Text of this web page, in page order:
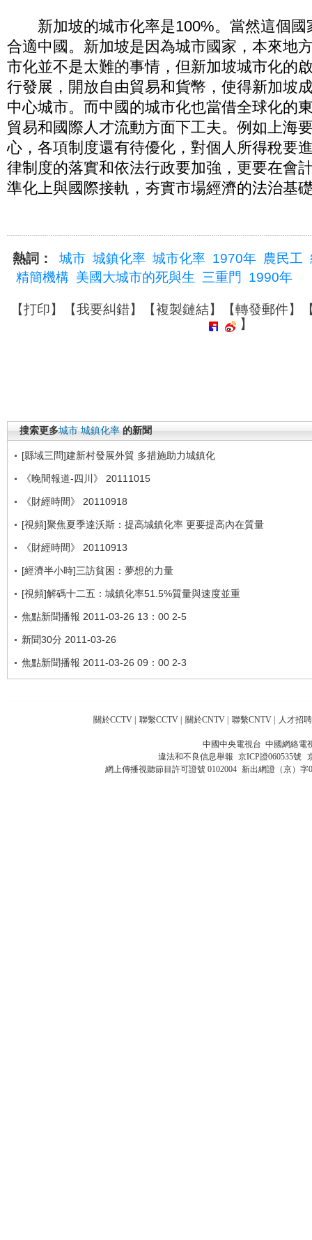
新加坡的城市化率是100%。當然這個國
合適中國。新加坡是因為城市國家，本來地
市化並不是太難的事情，但新加坡城市化的
行發展，開放自由貿易和貨幣，使得新加坡
中心城市。而中國的城市化也當借全球化的
貿易和國際人才流動方面下工夫。例如上海
心，各項制度還有待優化，對個人所得稅要
律制度的落實和依法行政要加強，更要在會
準化上與國際接軌，夯實市場經濟的法治基
熱詞： 城市 城鎮化率 城市化率 1970年 農民工
精簡機構 美國大城市的死與生 三重門 1990年
【打印】【我要糾錯】【複製鏈結】【轉發郵件】
】
搜索更多城市 城鎮化率 的新聞
[縣域三問]建新村發展外貿 多措施助力城鎮化
《晚間報道-四川》 20111015
《財經時間》 20110918
[視頻]聚焦夏季達沃斯：提高城鎮化率 更要提高內在質量
《財經時間》 20110913
[經濟半小時]三訪貧困：夢想的力量
[視頻]解碼十二五：城鎮化率51.5%質量與速度並重
焦點新聞播報 2011-03-26 13：00 2-5
新聞30分 2011-03-26
焦點新聞播報 2011-03-26 09：00 2-3
關於CCTV | 聯繫CCTV | 關於CNTV | 聯繫CNTV | 人才招聘
中國中央電視台 中國網絡電
違法和不良信息舉報 京ICP證060535號
網上傳播視聽節目許可證號 0102004 新出網證（京）